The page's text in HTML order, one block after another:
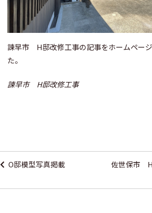
諫早市 H邸改修工事の記事をホームペー
た。
諫早市 H邸改修工事
稿
ナ
ビ
O邸模型写真掲載
佐世保市